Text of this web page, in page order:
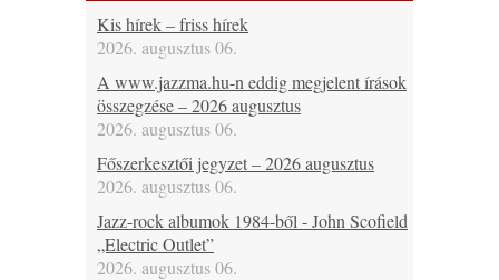
Kis hírek – friss hírek
2026. augusztus 06.
A www.jazzma.hu-n eddig megjelent írások
összegzése – 2026 augusztus
2026. augusztus 06.
Főszerkesztői jegyzet – 2026 augusztus
2026. augusztus 06.
Jazz-rock albumok 1984-ből - John Scofield
„Electric Outlet”
2026. augusztus 06.